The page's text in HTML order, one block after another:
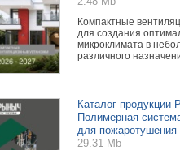
Компактные
для создания
микроклимата в
различного
Каталог продукции
Полимерная
для
29.31 Mb